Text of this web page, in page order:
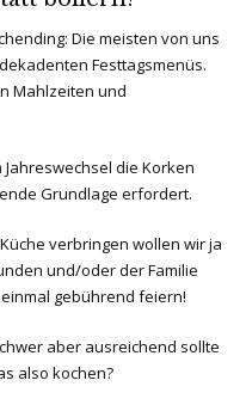
Die meisten von uns
Festtagsmenüs.
Mahlzeiten und
die Korken
Grundlage erfordert.
verbringen wollen wir ja
und/oder der Familie
gebührend feiern!
aber ausreichend sollte
also kochen?